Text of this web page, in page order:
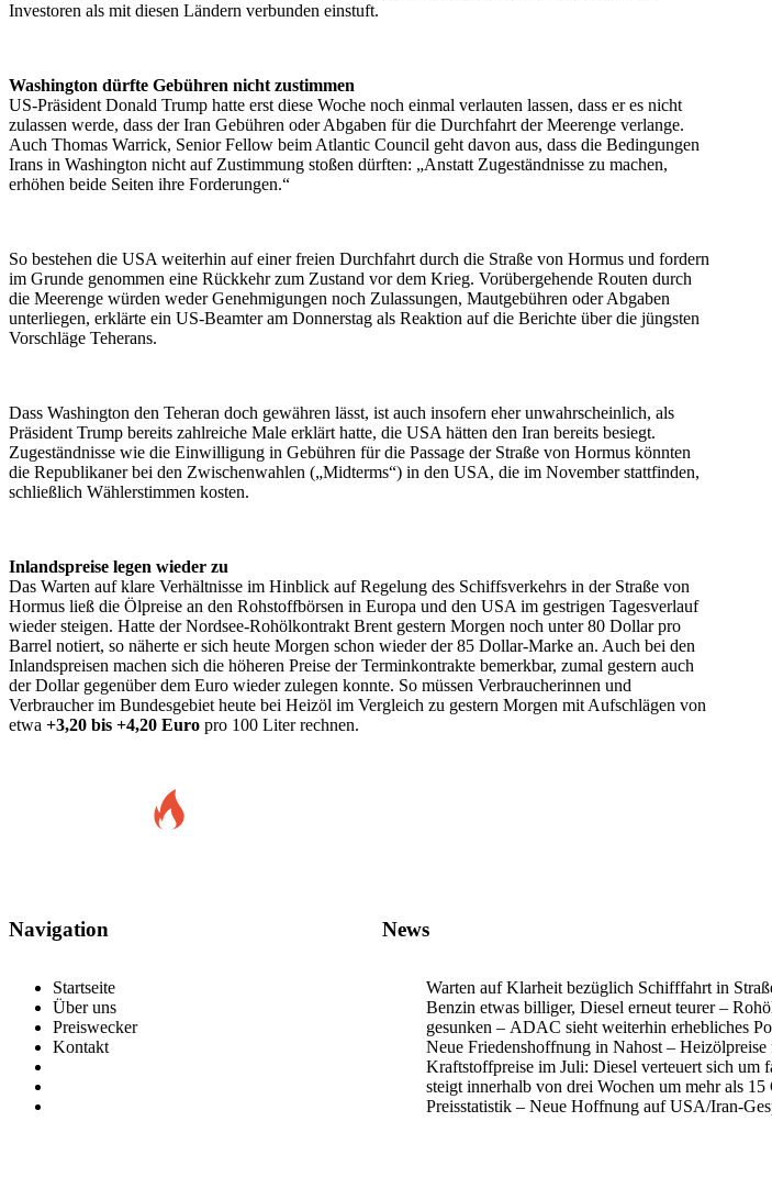
Investoren als mit diesen Ländern verbunden einstuft.
Washington dürfte Gebühren nicht zustimmen
US-Präsident Donald Trump hatte erst diese Woche noch einmal verlauten lassen, dass er es nicht
zulassen werde, dass der Iran Gebühren oder Abgaben für die Durchfahrt der Meerenge verlange.
Auch Thomas Warrick, Senior Fellow beim Atlantic Council geht davon aus, dass die Bedingungen
Irans in Washington nicht auf Zustimmung stoßen dürften: „Anstatt Zugeständnisse zu machen,
erhöhen beide Seiten ihre Forderungen.“
So bestehen die USA weiterhin auf einer freien Durchfahrt durch die Straße von Hormus und fordern
im Grunde genommen eine Rückkehr zum Zustand vor dem Krieg. Vorübergehende Routen durch
die Meerenge würden weder Genehmigungen noch Zulassungen, Mautgebühren oder Abgaben
unterliegen, erklärte ein US-Beamter am Donnerstag als Reaktion auf die Berichte über die jüngsten
Vorschläge Teherans.
Dass Washington den Teheran doch gewähren lässt, ist auch insofern eher unwahrscheinlich, als
Präsident Trump bereits zahlreiche Male erklärt hatte, die USA hätten den Iran bereits besiegt.
Zugeständnisse wie die Einwilligung in Gebühren für die Passage der Straße von Hormus könnten
die Republikaner bei den Zwischenwahlen („Midterms“) in den USA, die im November stattfinden,
schließlich Wählerstimmen kosten.
Inlandspreise legen wieder zu
Das Warten auf klare Verhältnisse im Hinblick auf Regelung des Schiffsverkehrs in der Straße von
Hormus ließ die Ölpreise an den Rohstoffbörsen in Europa und den USA im gestrigen Tagesverlauf
wieder steigen. Hatte der Nordsee-Rohölkontrakt Brent gestern Morgen noch unter 80 Dollar pro
Barrel notiert, so näherte er sich heute Morgen schon wieder der 85 Dollar-Marke an. Auch bei den
Inlandspreisen machen sich die höheren Preise der Terminkontrakte bemerkbar, zumal gestern auch
der Dollar gegenüber dem Euro wieder zulegen konnte. So müssen Verbraucherinnen und
Verbraucher im Bundesgebiet heute bei Heizöl im Vergleich zu gestern Morgen mit Aufschlägen von
etwa +3,20 bis +4,20 Euro pro 100 Liter rechnen.
Navigation
Startseite
Über uns
Preiswecker
Kontakt
News
Warten auf Klarheit bezüglich Schifffahrt in
Benzin etwas billiger, Diesel erneut teurer –
gesunken – ADAC sieht weiterhin erhebliches
Neue Friedenshoffnung in Nahost – Heizölpreise
Kraftstoffpreise im Juli: Diesel verteuert sich
steigt innerhalb von drei Wochen um mehr als 15
Preisstatistik – Neue Hoffnung auf USA/Iran-